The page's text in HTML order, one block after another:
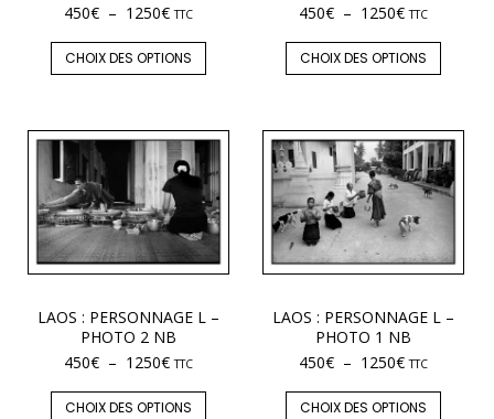
450€ – 1250€ TTC
CHOIX DES OPTIONS
450€ – 1250€ TTC
CHOIX DES OPTIONS
LAOS : PERSONNAGE L –
PHOTO 2 NB
450€ – 1250€ TTC
CHOIX DES OPTIONS
LAOS : PERSONNAGE L –
PHOTO 1 NB
450€ – 1250€ TTC
CHOIX DES OPTIONS